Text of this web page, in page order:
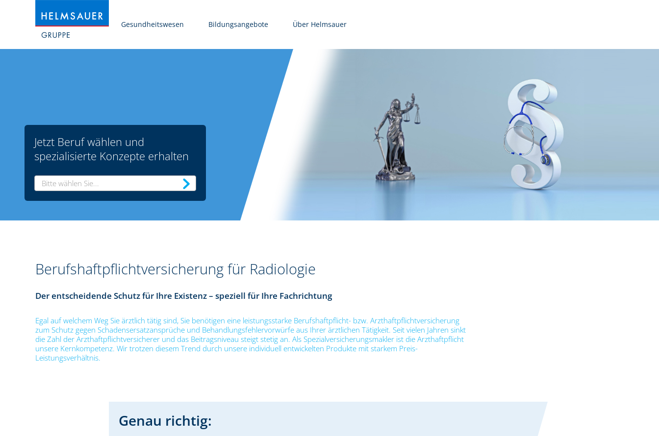
Gesundheitswesen Bildungsangebote Über Helmsauer
Jetzt Beruf wählen und
spezialisierte Konzepte erhalten
Bitte wählen Sie...
Berufshaftpflichtversicherung für Radiologie
Der entscheidende Schutz für Ihre Existenz – speziell für Ihre Fachrichtung
Egal auf welchem Weg Sie ärztlich tätig sind, Sie benötigen eine leistungsstarke Berufshaftpflicht- bzw. Arzthaftpflichtversicherung
zum Schutz gegen Schadensersatzansprüche und Behandlungsfehlervorwürfe aus Ihrer ärztlichen Tätigkeit. Seit vielen Jahren sinkt
die Zahl der Arzthaftpflichtversicherer und das Beitragsniveau steigt stetig an. Als Spezialversicherungsmakler ist die Arzthaftpflicht
unsere Kernkompetenz. Wir trotzen diesem Trend durch unsere individuell entwickelten Produkte mit starkem Preis-
Leistungsverhältnis.
Genau richtig: